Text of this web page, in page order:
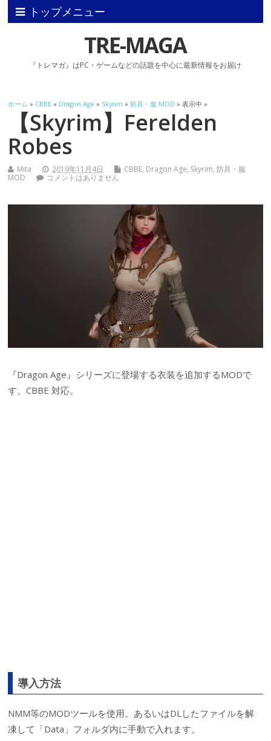
トップメニュー
TRE-MAGA
『トレマガ』はPC・ゲームなどの話題を中心に最新情報をお届け
ホーム » CBBE » Dragon Age » Skyrim »防具・服 MOD » 表示中 »
【Skyrim】Ferelden
Robes
Mita 2019年11月4日 CBBE, Dragon Age, Skyrim,防具・服
MOD
コメントはありません
『Dragon Age』シリーズに登場する衣装を追加するMODで
す。CBBE 対応。
導入方法
NMM等のMODツールを使用。あるいはDLしたファイルを解
凍して「Data」フォルダ内に手動で入れます。